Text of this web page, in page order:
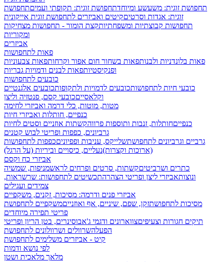
תחפושת זוגית: משעשע ומיוחדתחפושת זוגית: תקופתי ועמיםתחפושת
זוגית: אגדות וסרטיםקיטים ואביזרים לתחפושת זוגית אייקונית
תחפושות קבוצתיות ומשפחתיותקצת הומור - תחפושות מצחיקות
ומקוריות
אביזרים
פאות לתחפושות
פאות בלונדניות ולבנותפאות בשחור חום אפור וקרחותפאות צבעוניות
ופנקיסטיותפאות לבנים ודמויות גבריות
כובעים לתחפושות
כובעי חיות לתחפושותכובעים לדמויות ולתקופותכובעים אלגנטיים
וקלאסייםכובעי קסם, פנטזיה וליצן
מטות, מוטות, כלי דרמה ואביזרי לחימה
כנפיים, חותלות ואביזרי חיות
כנפייםחותלות, זנבות ותוספות פרווהקשתות אוזניים וסטים לחיות
גרביונים, כפפות ופריטי לבוש קטנים
גרביים וגרביונים לתחפושתשלייקס, עניבות ופפיוניםכפפות לתחפושות
(ארוכות וקצרות)נעליים, כיסויים וביריות (על הרגל)
אביזרי כח וקסם
כתרים ושרביטיםקשתות, סרטים ופרחים לראשמניפות, שמשיה
ונוצותאביזרי ליצן ופריטי הצהרהתכשיטים לתחפושות: שרשראות,
צמידים ועגילים
אביזרי פנים ודרמה: מסיכות, זקנים, משקפיים
מסיכות לתחפושתזקן, שפם, שיניים, אף ואוזנייםמשקפיים לתחפושת
פריטי תפירה מיוחדים
תיקים חגורות וצעיפיםצווארונים ודגמי ג'אבוסינרים, בטן הריון ופריטי
הפעלהשרוולים ושרוולונים לתחפושת
קיט - אביזרים משלימים לתחפושת
לפי נושא ודמות
מלאך מלאכית ושטן